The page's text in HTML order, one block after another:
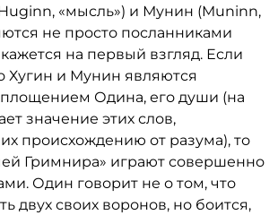
«мысль») и Мунин (Muninn,
не просто посланниками
на первый взгляд. Если
Хугин и Мунин являются
Одина, его души (на
значение этих слов,
происхождению от разума), то
Гримнира» играют совершенно
Один говорит не о том, что
двух своих воронов, но боится,